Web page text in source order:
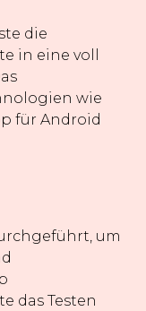
die
in eine voll
wie
für Android
um
das Testen